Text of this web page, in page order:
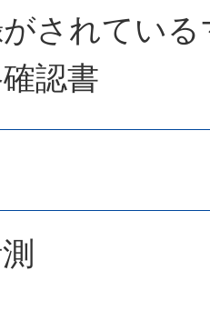
されてい
認書